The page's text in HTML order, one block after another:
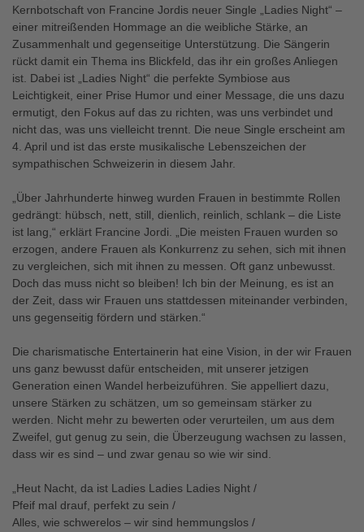
Kernbotschaft von Francine Jordis neuer Single „Ladies Night“ –
einer mitreißenden Hommage an die weibliche Stärke, an
Zusammenhalt und gegenseitige Unterstützung. Die Sängerin
rückt damit ein Thema ins Blickfeld, das ihr ein großes Anliegen
ist. Dabei ist „Ladies Night“ die perfekte Symbiose aus
Leichtigkeit, einer Prise Humor und einer Message, die uns dazu
ermutigt, den Fokus auf das zu richten, was uns verbindet und
nicht das, was uns vielleicht trennt. Die neue Single erscheint am
4. April und ist das erste musikalische Lebenszeichen der
sympathischen Schweizerin in diesem Jahr.
„Über Jahrhunderte hinweg wurden Frauen in bestimmte Rollen
gedrängt: hübsch, nett, still, dienlich, reinlich, schlank – die Liste
ist lang,“ erklärt Francine Jordi. „Die meisten Frauen wurden so
erzogen, andere Frauen als Konkurrenz zu sehen, sich mit ihnen
zu vergleichen, sich mit ihnen zu messen. Oft ganz unbewusst.
Doch das muss nicht so bleiben! Ich bin der Meinung, es ist an
der Zeit, dass wir Frauen uns stattdessen miteinander verbinden,
uns gegenseitig fördern und stärken.“
Die charismatische Entertainerin hat eine Vision, in der wir Frauen
uns ganz bewusst dafür entscheiden, mit unserer jetzigen
Generation einen Wandel herbeizuführen. Sie appelliert dazu,
unsere Stärken zu schätzen, um so gemeinsam stärker zu
werden. Nicht mehr zu bewerten oder verurteilen, um aus dem
Zweifel, gut genug zu sein, die Überzeugung wachsen zu lassen,
dass wir es sind – und zwar genau so wie wir sind.
„Heut Nacht, da ist Ladies Ladies Ladies Night /
Pfeif mal drauf, perfekt zu sein /
Alles, wie schwerelos – wir sind hemmungslos /